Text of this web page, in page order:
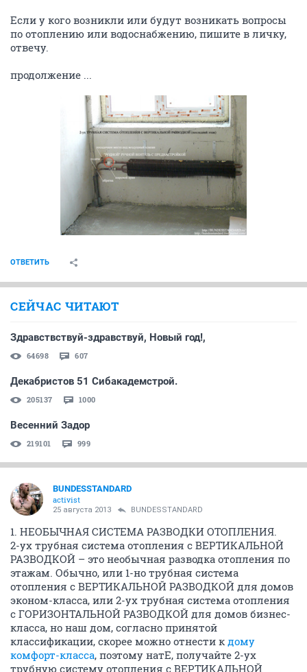
Если у кого возникли или будут возникать вопросы
по отоплению или водоснабжению, пишите в личку,
отвечу.
продолжение ...
ОТВЕТИТЬ
СЕЙЧАС ЧИТАЮТ
Здравствствуй-здравствуй, Новый год!,
64698 607
Декабристов 51 Сибакадемстрой.
205137 1000
Весенний Задор
219101 999
BUNDESSTANDARD
activist
25 августа 2013 BUNDESSTANDARD
1. НЕОБЫЧНАЯ СИСТЕМА РАЗВОДКИ ОТОПЛЕНИЯ.
2-ух трубная система отопления с ВЕРТИКАЛЬНОЙ
РАЗВОДКОЙ – это необычная разводка отопления по
этажам. Обычно, или 1-но трубная система
отопления с ВЕРТИКАЛЬНОЙ РАЗВОДКОЙ для домов
эконом-класса, или 2-ух трубная система отопления
с ГОРИЗОНТАЛЬНОЙ РАЗВОДКОЙ для домов бизнес-
класса, но наш дом, согласно принятой
классификации, скорее можно отнести к дому
комфорт-класса, поэтому натЕ, получайте 2-ух
трубную систему отопления с ВЕРТИКАЛЬНОЙ